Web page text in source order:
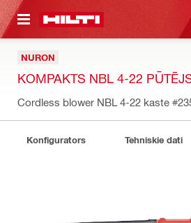
SATURU
NURON
KOMPAKTS NBL 4-22
Cordless blower NBL 4-22 kaste
Konfigurators Tehniskie dati